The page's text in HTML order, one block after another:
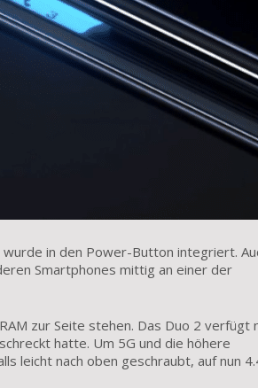
in den Power-Button integriert.
Smartphones mittig an einer der
zur Seite stehen. Das Duo 2 verfügt
hatte. Um 5G und die höhere
leicht nach oben geschraubt, auf nun